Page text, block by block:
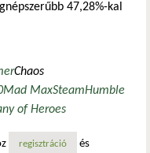
47,28%-kal
Chaos
Mad MaxSteamHumble
of Heroes
több, mint 2000 játék összesen
regisztráció és